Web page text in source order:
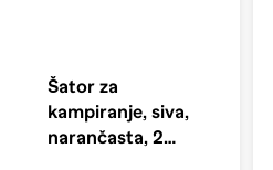
Šator za
kampiranje, siva,
narančasta, 2